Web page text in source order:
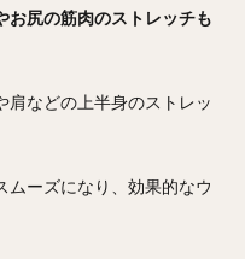
お尻の筋肉のストレッチも
肩などの上半身のストレッ
ムーズになり、効果的なウ